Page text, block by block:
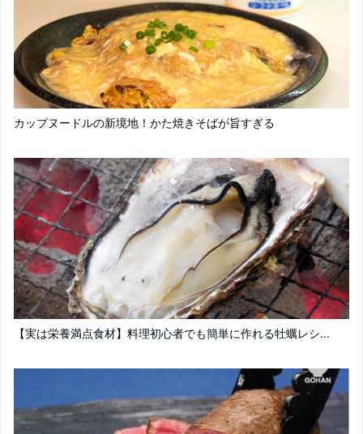
カップヌードルの新境地！かた焼きそばが旨すぎる
【実は栄養満点食材】料理初心者でも簡単に作れる牡蠣レシ...